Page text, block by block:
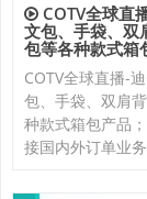
COTV全球直
文包、手袋、双
包等各种款式箱
COTV全球直播-
包、手袋、双肩
种款式箱包产品
接国内外订单业